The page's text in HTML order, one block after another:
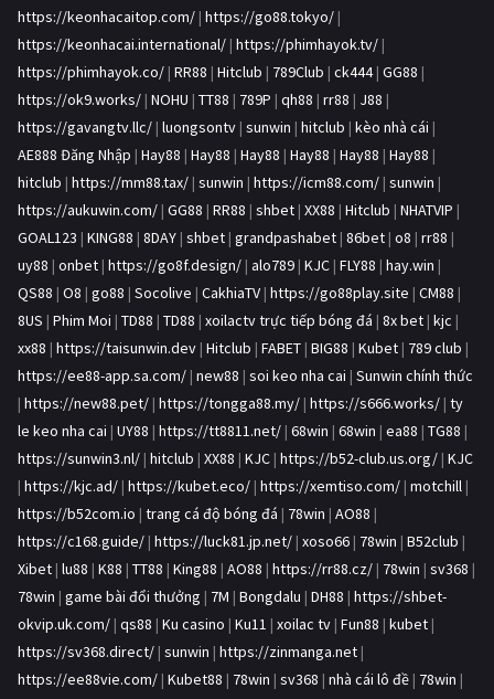
https://keonhacaitop.com/ | https://go88.tokyo/ |
https://keonhacai.international/ | https://phimhayok.tv/ |
https://phimhayok.co/ | RR88 | Hitclub | 789Club | ck444| GG88 |
https://ok9.works/ | NOHU | TT88 | 789P | qh88 | rr88 | J88 |
https://gavangtv.llc/ | luongsontv | sunwin | hitclub | kèo nhà cái |
AE888 Đăng Nhập | Hay88 | Hay88 | Hay88 | Hay88 | Hay88 | Hay88 |
hitclub | https://mm88.tax/ | sunwin | https://icm88.com/ | sunwin |
https://aukuwin.com/ | GG88 | RR88 | shbet | XX88 | Hitclub | NHATVIP |
GOAL123 | KING88 | 8DAY | shbet | grandpashabet | 86bet | o8 | rr88 |
uy88 | onbet | https://go8f.design/ | alo789 | KJC | FLY88 | hay.win |
QS88 | O8 | go88 | Socolive | CakhiaTV | https://go88play.site | CM88 |
8US | Phim Moi | TD88 | TD88 | xoilactv trực tiếp bóng đá | 8x bet | kjc |
xx88 | https://taisunwin.dev | Hitclub | FABET | BIG88 | Kubet | 789 club |
https://ee88-app.sa.com/ | new88 | soi keo nha cai | Sunwin chính thức
| https://new88.pet/ | https://tongga88.my/ | https://s666.works/ | ty
le keo nha cai | UY88 | https://tt8811.net/ | 68win | 68win | ea88 | TG88 |
https://sunwin3.nl/ | hitclub | XX88 | KJC | https://b52-club.us.org/ | KJC
| https://kjc.ad/ | https://kubet.eco/ | https://xemtiso.com/ | motchill |
https://b52com.io | trang cá độ bóng đá | 78win | AO88 |
https://c168.guide/ | https://luck81.jp.net/ | xoso66 | 78win | B52club |
Xibet | lu88 | K88 | TT88 | King88 | AO88 | https://rr88.cz/ | 78win | sv368 |
78win | game bài đổi thưởng | 7M | Bongdalu | DH88 | https://shbet-
okvip.uk.com/ | qs88 | Ku casino | Ku11 | xoilac tv | Fun88 | kubet |
https://sv368.direct/ | sunwin | https://zinmanga.net |
https://ee88vie.com/ | Kubet88 | 78win | sv368 | nhà cái lô đề | 78win |